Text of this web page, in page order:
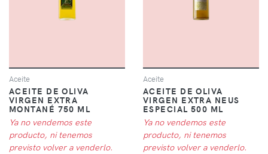
Aceite
ACEITE DE OLIVA
VIRGEN EXTRA
MONTANÉ 750 ML
Ya no vendemos este
producto, ni tenemos
previsto volver a venderlo.
Aceite
ACEITE DE OLIVA
VIRGEN EXTRA NEUS
ESPECIAL 500 ML
Ya no vendemos este
producto, ni tenemos
previsto volver a venderlo.